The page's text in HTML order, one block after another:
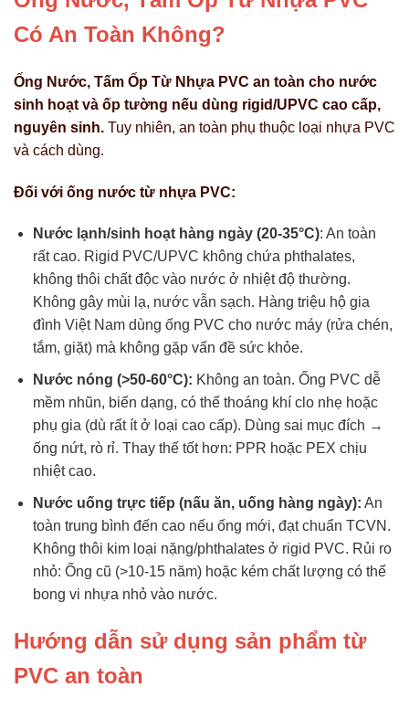
Có An Toàn Không?
Ống Nước, Tấm Ốp Từ Nhựa PVC an toàn cho nước
sinh hoạt và ốp tường nếu dùng rigid/UPVC cao cấp,
nguyên sinh. Tuy nhiên, an toàn phụ thuộc loại nhựa PVC
và cách dùng.
Đối với ống nước từ nhựa PVC:
Nước lạnh/sinh hoạt hàng ngày (20-35°C): An toàn
rất cao. Rigid PVC/UPVC không chứa phthalates,
không thôi chất độc vào nước ở nhiệt độ thường.
Không gây mùi lạ, nước vẫn sạch. Hàng triệu hộ gia
đình Việt Nam dùng ống PVC cho nước máy (rửa chén,
tắm, giặt) mà không gặp vấn đề sức khỏe.
Nước nóng (>50-60°C): Không an toàn. Ống PVC dễ
mềm nhũn, biến dạng, có thể thoáng khí clo nhẹ hoặc
phụ gia (dù rất ít ở loại cao cấp). Dùng sai mục đích →
ống nứt, rò rỉ. Thay thế tốt hơn: PPR hoặc PEX chịu
nhiệt cao.
Nước uống trực tiếp (nấu ăn, uống hàng ngày): An
toàn trung bình đến cao nếu ống mới, đạt chuẩn TCVN.
Không thôi kim loại nặng/phthalates ở rigid PVC. Rủi ro
nhỏ: Ống cũ (>10-15 năm) hoặc kém chất lượng có thể
bong vi nhựa nhỏ vào nước.
Hướng dẫn sử dụng sản phẩm từ
PVC an toàn